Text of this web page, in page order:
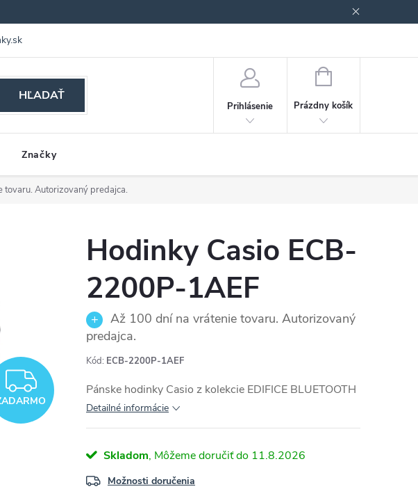
Obchodné podmienky
HĽADAŤ
Prihlásenie
NÁKUPNÝ
Prázdny košík
Značky
tovaru. Autorizovaný predajca.
ZADARMO
Hodinky Casio ECB-
2200P-1AEF
Až 100 dní na vrátenie tovaru. Autorizovaný
predajca.
Kód: ECB-2200P-1AEF
Pánske hodinky Casio z kolekcie EDIFICE BLUETOOTH
Detailné informácie
Skladom 11.8.2026
Možnosti doručenia